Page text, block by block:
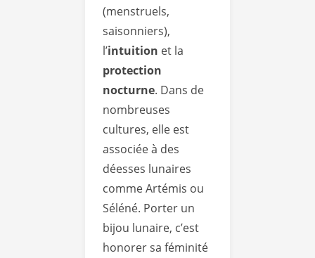
(menstruels,
saisonniers),
l’intuition et la
protection
nocturne. Dans de
nombreuses
cultures, elle est
associée à des
déesses lunaires
comme Artémis ou
Séléné. Porter un
bijou lunaire, c’est
honorer sa féminité